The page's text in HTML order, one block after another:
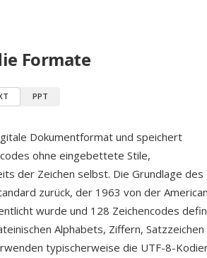
Formate
PPT
Dokumentformat und speichert
ohne eingebettete Stile,
der Zeichen selbst. Die Grundlage des
zurück, der 1963 von der American
wurde und 128 Zeichencodes
Alphabets, Ziffern, Satzzeichen
typischerweise die UTF-8-